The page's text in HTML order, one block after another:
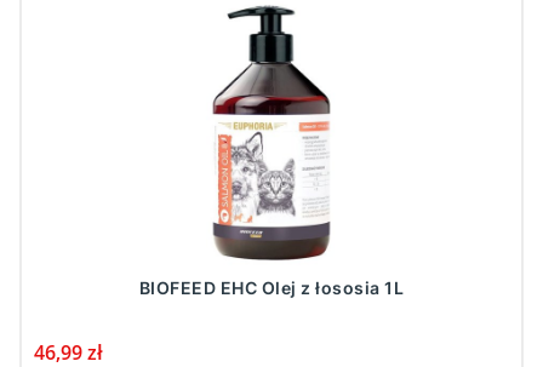
BIOFEED EHC Olej z łososia 1L
Cena
46,99 zł